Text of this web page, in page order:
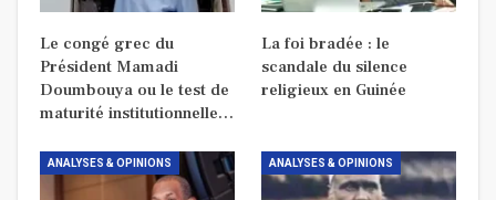
Le congé grec du
Président Mamadi
Doumbouya ou le test de
maturité institutionnelle…
La foi bradée : le
scandale du silence
religieux en Guinée
ANALYSES & OPINIONS ANALYSES & OPINIONS